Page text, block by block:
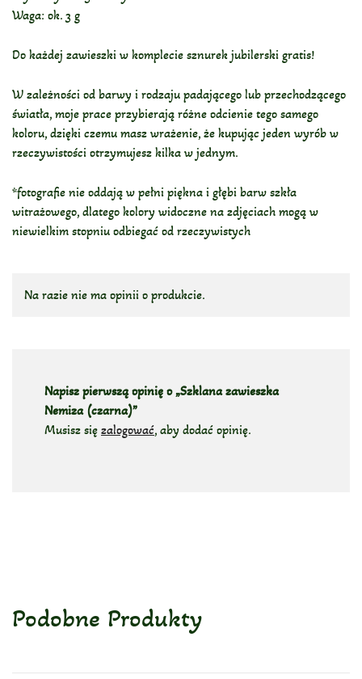
Waga: ok. 3 g
Do każdej zawieszki w komplecie sznurek jubilerski gratis!
W zależności od barwy i rodzaju padającego lub przechodzącego
światła, moje prace przybierają różne odcienie tego samego
koloru, dzięki czemu masz wrażenie, że kupując jeden wyrób w
rzeczywistości otrzymujesz kilka w jednym.
*fotografie nie oddają w pełni piękna i głębi barw szkła
witrażowego, dlatego kolory widoczne na zdjęciach mogą w
niewielkim stopniu odbiegać od rzeczywistych
Na razie nie ma opinii o produkcie.
Napisz pierwszą opinię o „Szklana zawieszka
Nemiza (czarna)”
Musisz się zalogować, aby dodać opinię.
Podobne Produkty